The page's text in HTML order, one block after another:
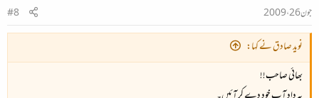
جون 26، 2009
#8
نوید صادق نے کہا:
بھائی صاحب!!